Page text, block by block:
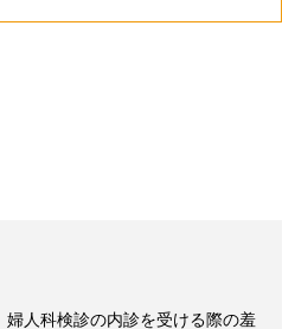
婦人科検診の内診を受ける際の羞